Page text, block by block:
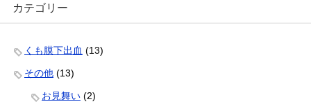
カテゴリー
くも膜下出血 (13)
その他 (13)
お見舞い (2)